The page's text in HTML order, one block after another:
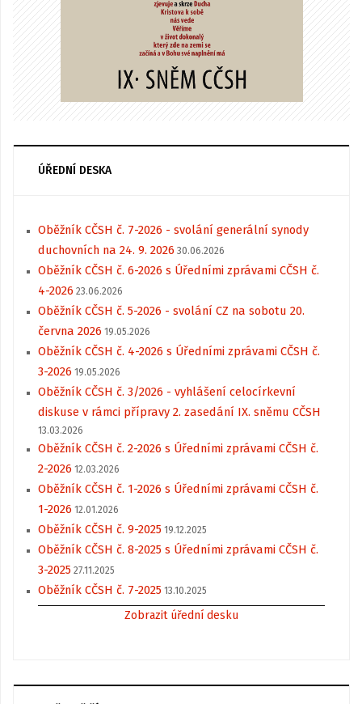
ÚŘEDNÍ DESKA
Oběžník CČSH č. 7-2026 - svolání generální synody
duchovních na 24. 9. 2026 30.06.2026
Oběžník CČSH č. 6-2026 s Úředními zprávami CČSH č.
4-2026 23.06.2026
Oběžník CČSH č. 5-2026 - svolání CZ na sobotu 20.
června 2026 19.05.2026
Oběžník CČSH č. 4-2026 s Úředními zprávami CČSH č.
3-2026 19.05.2026
Oběžník CČSH č. 3/2026 - vyhlášení celocírkevní
diskuse v rámci přípravy 2. zasedání IX. sněmu CČSH
13.03.2026
Oběžník CČSH č. 2-2026 s Úředními zprávami CČSH č.
2-2026 12.03.2026
Oběžník CČSH č. 1-2026 s Úředními zprávami CČSH č.
1-2026 12.01.2026
Oběžník CČSH č. 9-2025 19.12.2025
Oběžník CČSH č. 8-2025 s Úředními zprávami CČSH č.
3-2025 27.11.2025
Oběžník CČSH č. 7-2025 13.10.2025
Zobrazit úřední desku